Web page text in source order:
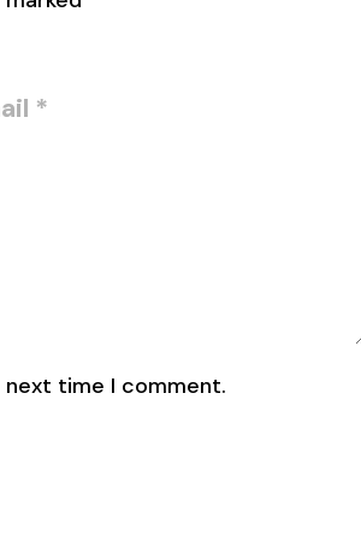
next time I comment.